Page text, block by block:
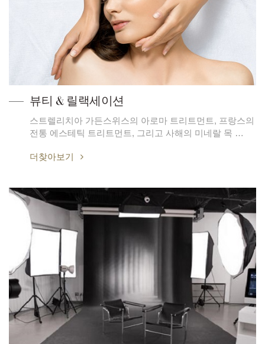
뷰티 & 릴랙세이션
스트렐리치아 가든스위스의 아로마 트리트먼트, 프랑스의
전통 에스테틱 트리트먼트, 그리고 사해의 미네랄 목 …
더찾아보기